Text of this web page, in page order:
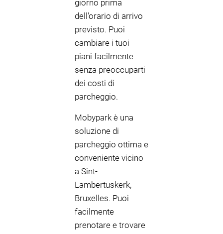
giorno prima
dell'orario di arrivo
previsto. Puoi
cambiare i tuoi
piani facilmente
senza preoccuparti
dei costi di
parcheggio.
Mobypark è una
soluzione di
parcheggio ottima e
conveniente vicino
a Sint-
Lambertuskerk,
Bruxelles. Puoi
facilmente
prenotare e trovare